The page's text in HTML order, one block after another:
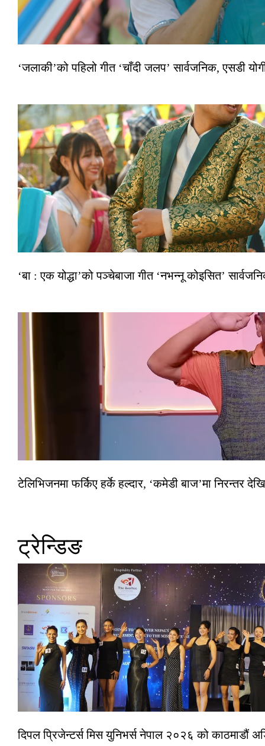
‘जलाकी’को पहिलो गीत ‘चाँदी जलप’ सार्वजनिक, एसडी
‘बा : एक योद्धा’को पञ्चेबाजा गीत ‘नभन्नू कोइसित’
टेलिभिजनमा फर्किए हर्के हल्दार, ‘कमेडी बाज’मा निरन्तर
ट्रेन्डिङ
दिपल प्रिजेन्टर्स मिस युनिभर्स नेपाल २०२६ को काठमाडौं